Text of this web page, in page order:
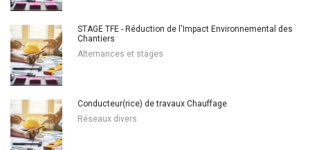
STAGE TFE - Réduction de l'Impact Environnemental des
Chantiers
Alternances et stages
Conducteur(rice) de travaux Chauffage
Réseaux divers